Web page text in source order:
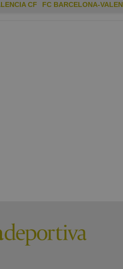
CF FC BARCELONA-